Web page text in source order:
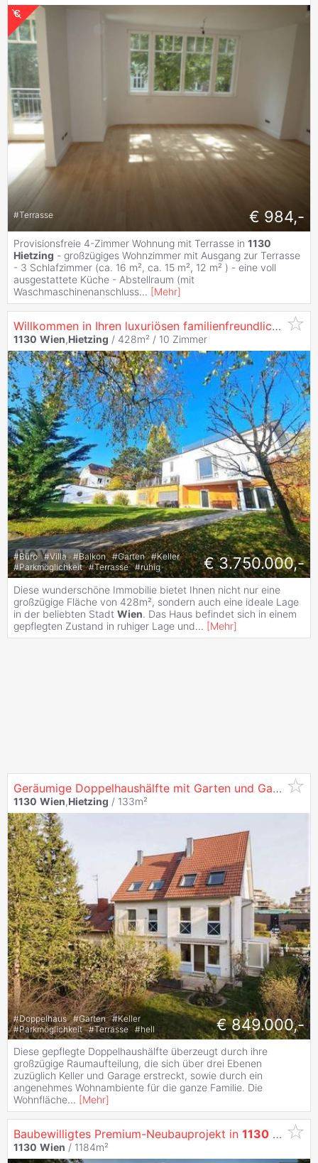
#Terrasse € 984,-
Provisionsfreie 4-Zimmer Wohnung mit Terrasse in 1130
Hietzing - großzügiges Wohnzimmer mit Ausgang zur Terrasse
- 3 Schlafzimmer (ca. 16 m², ca. 15 m², 12 m² ) - eine voll
ausgestattete Küche - Abstellraum (mit
Waschmaschinenanschluss... [Mehr]
Willkommen in Ihren luxuriösen familienfreundlichen neuen Zuhause in Top- Grünruhelage
1130 Wien,Hietzing / 428m² / 10 Zimmer
#Büro #Villa #Balkon #Garten #Keller
#Parkmöglichkeit #Terrasse #ruhig € 3.750.000,-
Diese wunderschöne Immobilie bietet Ihnen nicht nur eine
großzügige Fläche von 428m², sondern auch eine ideale Lage
in der beliebten Stadt Wien. Das Haus befindet sich in einem
gepflegten Zustand in ruhiger Lage und... [Mehr]
Geräumige Doppelhaushälfte mit Garten und Garage in
1130 Wien,Hietzing / 133m²
#Doppelhaus #Garten #Keller
#Parkmöglichkeit #Terrasse #hell € 849.000,-
Diese gepflegte Doppelhaushälfte überzeugt durch ihre
großzügige Raumaufteilung, die sich über drei Ebenen
zuzüglich Keller und Garage erstreckt, sowie durch ein
angenehmes Wohnambiente für die ganze Familie. Die
Wohnfläche... [Mehr]
Baubewilligtes Premium-Neubauprojekt in 1130 Wien–
1130 Wien / 1184m²